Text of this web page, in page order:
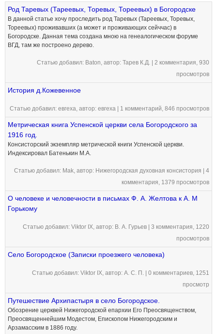
Род Таревых (Тареевых, Торевых, Тореевых) в Богородске
В данной статье хочу проследить род Таревых (Тареевых, Торевых,
Тореевых) проживавших (а может и проживающих сейччас) в
Богородске. Данная тема создана мною на генеалогическом форуме
ВГД, там же построено дерево.
Статью добавил: Baton, автор: Тарев К.Д. | 2 комментария, 930
просмотров
История д.Кожевенное
Статью добавил: евгеха, автор: евгеха | 1 комментарий, 846 просмотров
Метрическая книга Успенской церкви села Богородского за
1916 год.
Консисторский экземпляр метрической книги Успенской церкви.
Индексировал Батенькин М.А.
Статью добавил: Mak, автор: Нижегородская духовная консистория | 4
комментария, 1379 просмотров
О человеке и человечности в письмах Ф. А. Желтова к А. М
Горькому
Статью добавил: Viktor IX, автор: В. А. Гурьев | 3 комментария, 1220
просмотров
Село Богородское (Записки проезжего человека)
Статью добавил: Viktor IX, автор: А. С. П. | 0 комментариев, 1251
просмотр
Путешествие Архипастыря в село Богородское.
Обозрение церквей Нижегородской епархии Его Преосвященством,
Преосвященнейшим Модестом, Епископом Нижегородским и
Арзамасским в 1886 году.